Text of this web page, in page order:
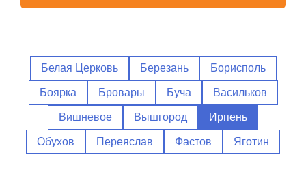
Белая Церковь Березань Борисполь
Боярка Бровары Буча Васильков
Вишневое Вышгород Ирпень
Обухов Переяслав Фастов Яготин